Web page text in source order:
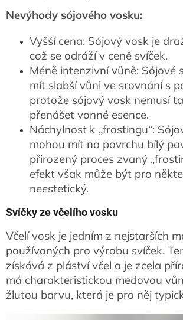
Nevýhody sójového vosku:
Vyšší cena: Sójový vosk je
což se odráží v ceně svíček.
Méně intenzivní vůně: Sójové
mít slabší vůni ve srovnání s
protože sójový vosk nemusí
přenášet vonné esence.
Náchylnost k „frostingu“:
mohou mít na povrchu bílý
přirozený proces zvaný
efekt však může být pro
neestetický.
Svíčky ze včelího vosku
Včelí vosk je jedním z nejstarších
používaných pro výrobu svíček.
získává z pláství včel a je zcela
má charakteristickou medovou
žlutou barvu, která je pro něj